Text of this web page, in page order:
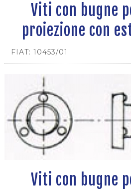
Viti con bugne
proiezione con
FIAT: 10453/01
Viti con bugne